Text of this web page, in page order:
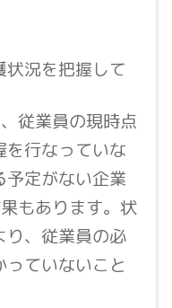
況を把握して
従業員の現時点
を行なっていな
予定がない企業
もあります。状
り、従業員の必
ていないこと